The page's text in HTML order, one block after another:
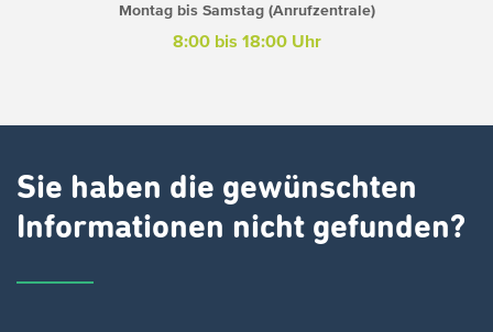
Montag bis Samstag (Anrufzentrale)
8:00 bis 18:00 Uhr
Sie haben die gewünschten
Informationen nicht gefunden?